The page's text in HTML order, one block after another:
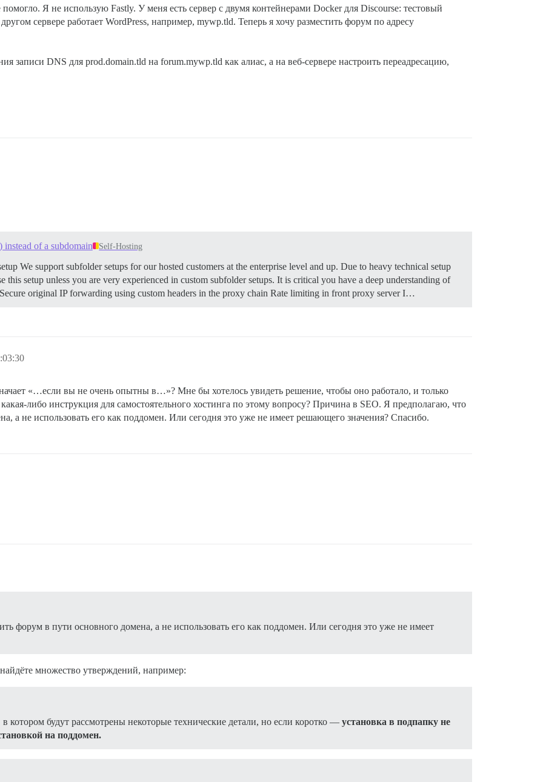
Я не использую Fastly. У меня есть сервер с двумя контейнерами Docker для Discourse: тестовый
сервере работает WordPress, например, mywp.tld. Теперь я хочу разместить форум по адресу
записи DNS для prod.domain.tld на forum.mywp.tld как алиас, а на веб-сервере настроить переадресацию,
of a subdomain Self-Hosting
We support subfolder setups for our hosted customers at the enterprise level and up. Due to heavy technical setup
setup unless you are very experienced in custom subfolder setups. It is critical you have a deep understanding of
original IP forwarding using custom headers in the proxy chain Rate limiting in front proxy server I…
«…если вы не очень опытны в…»? Мне бы хотелось увидеть решение, чтобы оно работало, и только
либо инструкция для самостоятельного хостинга по этому вопросу? Причина в SEO. Я предполагаю, что
а не использовать его как поддомен. Или сегодня это уже не имеет решающего значения? Спасибо.
форум в пути основного домена, а не использовать его как поддомен. Или сегодня это уже не имеет
множество утверждений, например:
котором будут рассмотрены некоторые технические детали, но если коротко — установка в подпапку не
на поддомен.